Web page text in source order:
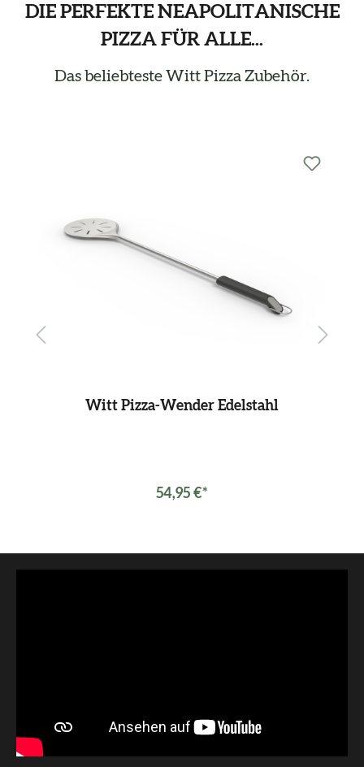
DIE PERFEKTE NEAPOLITANISCHE
PIZZA FÜR ALLE...
Das beliebteste Witt Pizza Zubehör.
Witt Pizza-Wender Edelstahl
54,95 €*